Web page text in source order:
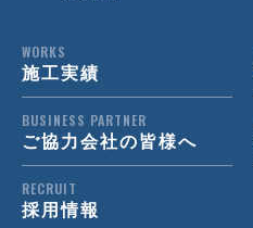
WORKS
施工実績
BUSINESS PARTNER
ご協力会社の皆様へ
RECRUIT
採用情報